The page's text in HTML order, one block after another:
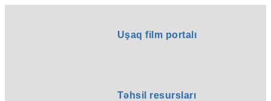
Uşaq film portalı
Təhsil resursları